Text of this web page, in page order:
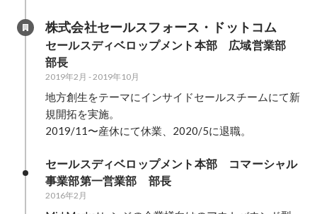
株式会社セールスフォース・ドットコム
セールスディベロップメント本部　広域営業部
部長
2019年2月 -2019年10月
地方創生をテーマにインサイドセールスチームにて新
規開拓を実施。
2019/11〜産休にて休業、2020/5に退職。
セールスディベロップメント本部　コマーシャル
事業部第一営業部　部長
2016年2月